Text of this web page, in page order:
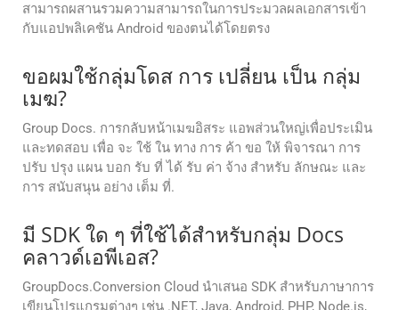
สามารถผสานรวมความสามารถในการประมวลผลเอกสารเข้า
กับแอปพลิเคชัน Android ของตนได้โดยตรง
ขอผมใช้กลุ่มโดส การ เปลี่ยน เป็น กลุ่ม
เมฆ?
Group Docs. การกลับหน้าเมฆอิสระ แอพส่วนใหญ่เพื่อประเมิน
และทดสอบ เพื่อ จะ ใช้ ใน ทาง การ ค้า ขอ ให้ พิจารณา การ
ปรับ ปรุง แผน บอก รับ ที่ ได้ รับ ค่า จ้าง สําหรับ ลักษณะ และ
การ สนับสนุน อย่าง เต็ม ที่.
มี SDK ใด ๆ ที่ใช้ได้สําหรับกลุ่ม Docs
คลาวด์เอพีเอส?
GroupDocs.Conversion Cloud นำเสนอ SDK สำหรับภาษาการ
เขียนโปรแกรมต่างๆ เช่น .NET, Java, Android, PHP, Node.js,